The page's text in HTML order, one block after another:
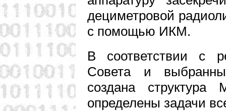
дециметровой
с помощью ИКМ.
В соответствии с
Совета и
создана структура
определены задачи